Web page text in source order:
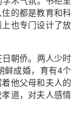
的都是教育和科
也专门设计了放
朝侨。两人少时
鲜成婚，育有4个
他父母和夫人的
道，对夫人感情